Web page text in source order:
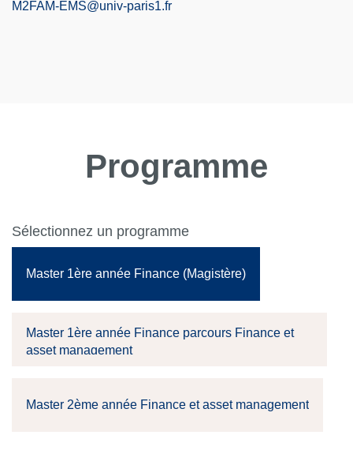
M2FAM-EMS@univ-paris1.fr
Programme
Sélectionnez un programme
Master 1ère année Finance (Magistère)
Master 1ère année Finance parcours Finance et
asset management
Master 2ème année Finance et asset management